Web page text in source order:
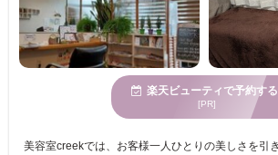
楽天ビューティで予約する
[PR]